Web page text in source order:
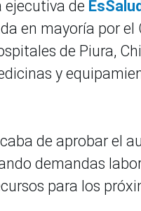
ejecutiva de EsSalud
en mayoría por el
de Piura,
y
de aprobar el
demandas
para los